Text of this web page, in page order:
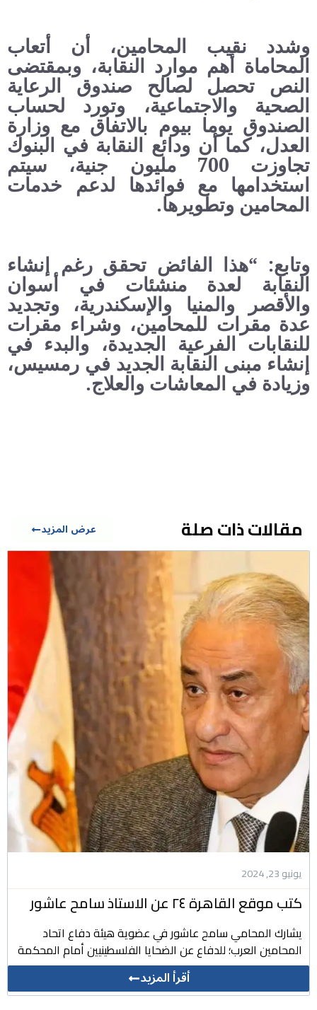
وشدد نقيب المحامين، أن أتعاب
المحاماة أهم موارد النقابة، وبمقتضى
النص تحصل لصالح صندوق الرعاية
الصحية والاجتماعية، وتورد لحساب
الصندوق يوما بيوم بالاتفاق مع وزارة
العدل، كما أن ودائع النقابة في البنوك
تجاوزت 700 مليون جنية، سيتم
استخدامها مع فوائدها لدعم خدمات
المحامين وتطويرها.
وتابع: “هذا الفائض تحقق رغم إنشاء
النقابة لعدة منشئات في أسوان
والأقصر والمنيا والإسكندرية، وتجديد
عدة مقرات للمحامين، وشراء مقرات
للنقابات الفرعية الجديدة، والبدء في
إنشاء مبنى النقابة الجديد في رمسيس،
وزيادة في المعاشات والعلاج.
مقالات ذات صلة عرض المزيد
يونيو 23, 2024
كتب موقع القاهرة ٢٤ عن الاستاذ سامح عاشور
يشارك المحامي سامح عاشور في عضوية هيئة دفاع اتحاد
المحامين العرب؛ للدفاع عن الضحايا الفلسطينيين أمام المحكمة
أقرأ المزيد